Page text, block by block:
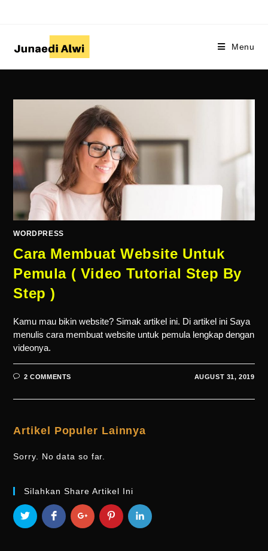
Menu
WORDPRESS
Cara Membuat Website Untuk
Pemula ( Video Tutorial Step By
Step )
Kamu mau bikin website? Simak artikel ini. Di artikel ini Saya
menulis cara membuat website untuk pemula lengkap dengan
videonya.
2 COMMENTS AUGUST 31, 2019
Artikel Populer Lainnya
Sorry. No data so far.
Silahkan Share Artikel Ini